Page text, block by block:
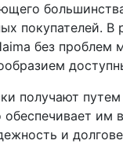
покупателей. В
без проблем
получают
обеспечивает им
и